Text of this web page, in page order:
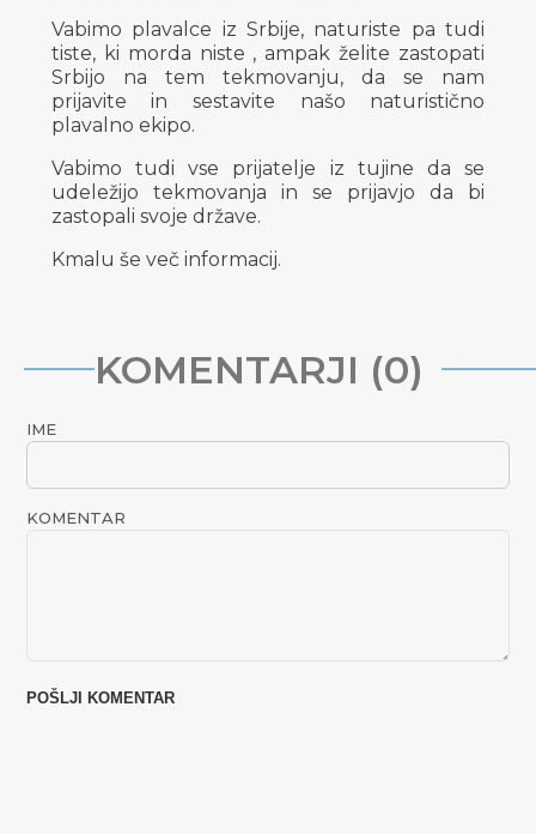
Vabimo plavalce iz Srbije, naturiste pa tudi
tiste, ki morda niste , ampak želite zastopati
Srbijo na tem tekmovanju, da se nam
prijavite in sestavite našo naturistično
plavalno ekipo.
Vabimo tudi vse prijatelje iz tujine da se
udeležijo tekmovanja in se prijavjo da bi
zastopali svoje države.
Kmalu še več informacij.
KOMENTARJI (0)
IME
KOMENTAR